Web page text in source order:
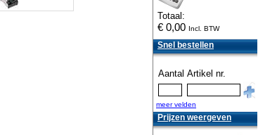
Totaal:
€ 0,00 Incl. BTW
Snel bestellen
Aantal Artikel nr.
meer velden
Prijzen weergeven